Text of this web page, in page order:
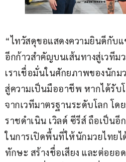
“ไทวัสดุขอแสดงความยินดีกับ
อีกก้าวสำคัญบนเส้นทางสู่เวทีม
เราเชื่อมั่นในศักยภาพของนัก
สู่ความเป็นมืออาชีพ หากได้รับ
จากเวทีมาตรฐานระดับโลก โด
ราชดำเนิน เวิลด์ ซีรีส์ ถือเป็น
ในการเปิดพื้นที่ให้นักมวยไทย
ทักษะ สร้างชื่อเสียง และต่อย